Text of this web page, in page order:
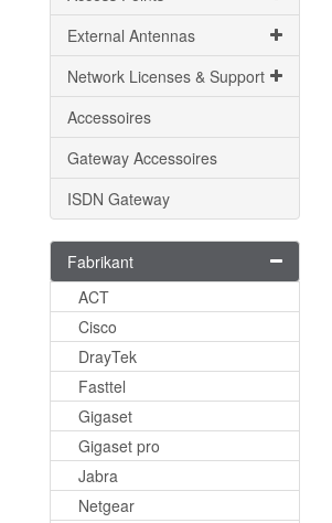
External Antennas
Network Licenses & Support
Accessoires
Gateway Accessoires
ISDN Gateway
Fabrikant
ACT
Cisco
DrayTek
Fasttel
Gigaset
Gigaset pro
Jabra
Netgear